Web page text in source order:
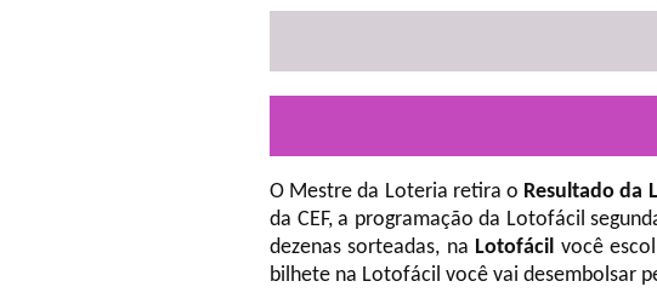
O Mestre da Loteria retira o Resultado da
da CEF, a programação da Lotofácil
dezenas sorteadas, na Lotofácil você
bilhete na Lotofácil você vai desembolsar